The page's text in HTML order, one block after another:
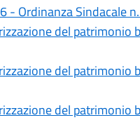
Ordinanza Sindacale
del patrimonio
del patrimonio
del patrimonio